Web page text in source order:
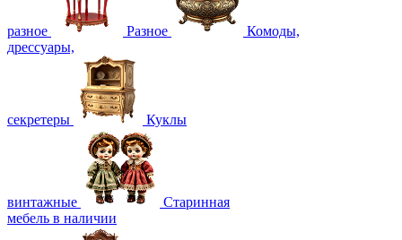
разное Разное
Комоды,
дрессуары,
секретеры Куклы
винтажные
Старинная
мебель в наличии